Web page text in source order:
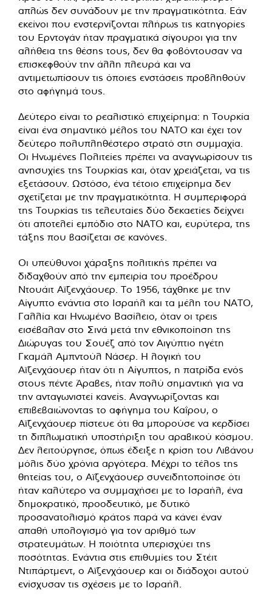
απλώς δεν συνάδουν με την πραγματικότητα. Εάν
εκείνοι που ενστερνίζονται πλήρως τις κατηγορίες
του Ερντογάν ήταν πραγματικά σίγουροι για την
αλήθεια της θέσης τους, δεν θα φοβόντουσαν να
επισκεφθούν την άλλη πλευρά και να
αντιμετωπίσουν τις όποιες ενστάσεις προβληθούν
στο αφήγημά τους.
Δεύτερο είναι το ρεαλιστικό επιχείρημα: η Τουρκία
είναι ένα σημαντικό μέλος του ΝΑΤΟ και έχει τον
δεύτερο πολυπληθέστερο στρατό στη συμμαχία.
Οι Ηνωμένες Πολιτείες πρέπει να αναγνωρίσουν τις
ανησυχίες της Τουρκίας και, όταν χρειάζεται, να τις
εξετάσουν. Ωστόσο, ένα τέτοιο επιχείρημα δεν
σχετίζεται με την πραγματικότητα. Η συμπεριφορά
της Τουρκίας τις τελευταίες δύο δεκαετίες δείχνει
ότι αποτελεί εμπόδιο στο ΝΑΤΟ και, ευρύτερα, της
τάξης που βασίζεται σε κανόνες.
Οι υπεύθυνοι χάραξης πολιτικής πρέπει να
διδαχθούν από την εμπειρία του προέδρου
Ντουάιτ Αϊζενχάουερ. Το 1956, τάχθηκε με την
Αίγυπτο ενάντια στο Ισραήλ και τα μέλη του ΝΑΤΟ,
Γαλλία και Ηνωμένο Βασίλειο, όταν οι τρεις
εισέβαλαν στο Σινά μετά την εθνικοποίηση της
Διώρυγας του Σουέζ από τον Αιγύπτιο ηγέτη
Γκαμάλ Αμπντούλ Νάσερ. Η λογική του
Αϊζενχάουερ ήταν ότι η Αίγυπτος, η πατρίδα ενός
στους πέντε Άραβες, ήταν πολύ σημαντική για να
την ανταγωνιστεί κανείς. Αναγνωρίζοντας και
επιβεβαιώνοντας το αφήγημα του Καΐρου, ο
Αϊζενχάουερ πίστευε ότι θα μπορούσε να κερδίσει
τη διπλωματική υποστήριξη του αραβικού κόσμου.
Δεν λειτούργησε, όπως έδειξε η κρίση του Λιβάνου
μόλις δύο χρόνια αργότερα. Μέχρι το τέλος της
θητείας του, ο Αϊζενχάουερ συνειδητοποίησε ότι
ήταν καλύτερο να συμμαχήσει με το Ισραήλ, ένα
δημοκρατικό, προοδευτικό, με δυτικό
προσανατολισμό κράτος παρά να κάνει έναν
απαθή υπολογισμό για τον αριθμό των
στρατευμάτων. Η ποιότητα υπερισχύει της
ποσότητας. Ενάντια στις επιθυμίες του Στέιτ
Ντιπάρτμεντ, ο Αϊζενχάουερ και οι διάδοχοι αυτού
ενίσχυσαν τις σχέσεις με το Ισραήλ.